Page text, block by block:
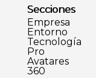
Secciones
Empresa
Entorno
Tecnología
Pro
Avatares
360